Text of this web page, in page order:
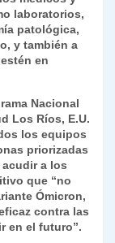
laboratorios,
patológica,
y también a
en
Nacional
Los Ríos, E.U.
los equipos
priorizadas
a los
que “no
Ómicron,
contra las
en el futuro”.